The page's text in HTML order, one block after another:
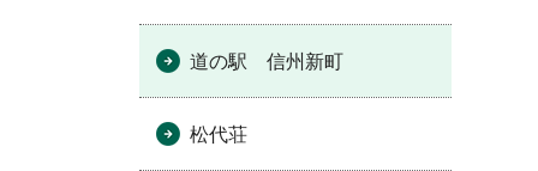
道の駅 信州新町
松代荘